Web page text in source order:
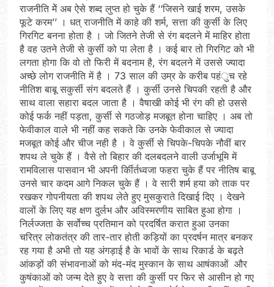
राजनीति मेें अब ऐसे शब्द लुप्त हो चुके हैं ‘‘जिसने खाई शरम, उसके
फूटे करम’’ । धत् राजनीति में काहे की शर्म, सत्ता की कुर्सी के लिए
गिरगिट बनना होता है । जो जितने तेजी से रंग बदलने में माहिर होता
है वह उतने तेजी से कुर्सी को पा लेता है । कई बार तो गिरगिट को भी
लगता होगा कि वो तो फिरी में बदनाम है, रंग बदलने में उससे ज्यादा
अच्छे लोग राजनीति में है । 73 साल की उम्र के करीब पहंुच रहे
नीतिश बाबू सकुर्सी संग बदलते हैं । कुर्सी उनसे चिपकी रहती है और
साथ वाला सहारा बदल जाता है । वैषाखी कोई भी रंग की हो उससे
कोई फर्क नहीं पड़ता, कुर्सी से गठजोड़ मजबूत होना चाहिए । अब तो
फेवीकाल वाले भी नहीं कह सकते कि उनके फेवीकाल से ज्यादा
मजबूत कोई और चीज नही है । वे कुर्सी से चिपके-चिपके नौवीं बार
शपथ ले चुके हैं । वैसे तो बिहार की दलबदलने वाली उर्जाभूमि में
रामविलास पासवान भी अपनी र्कीिर्तध्वजा फहरा चुके हैं पर नीतिष बाबू
उनसे चार कदम आगे निकल चुके हैं । वे सारी शर्म हया को ताक पर
रखकर गोपनीयता की शपथ लेते हुए मुसकुराते दिखाई दिए । देखने
वालों के लिए यह क्षण दुर्लभ और अविस्मरणीय साबित हुआ होगा ।
निर्लज्जता के सर्वोच्च प्रतिमान को प्रदर्षित करात हुआ उनका
चरित्र लोकतंत्र की तार-तार होती कड़ियों का प्रदर्षन मात्र बनकर
रह गया है अभी तो यह अंगड़ाई है के भावों के साथ रिकार्ड के बढ़ते
आंकड़ों की संभावनाओं को मंद-मंद मुस्कान के साथ आषंकाओं और
कुषंकाओं को जन्म देते हुए वे सत्ता की कुर्सी पर फिर से आसीन हो गए